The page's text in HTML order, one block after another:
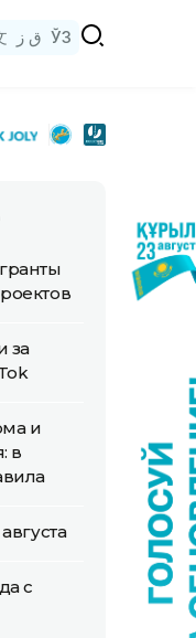
ق ز ЎЗ
за
и
в
с